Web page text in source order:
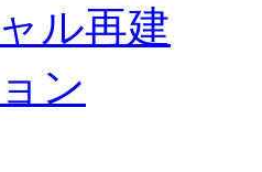
ル再建
ン